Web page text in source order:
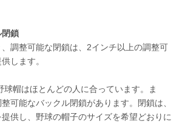
閉鎖
調整可能な閉鎖は、2インチ以上の調整可
します。
球帽はほとんどの人に合っています。ま
可能なバックル閉鎖があります。閉鎖は、
供し、野球の帽子のサイズを希望どおりに